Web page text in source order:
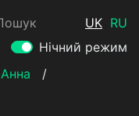
UK RU
Нічний режим
/